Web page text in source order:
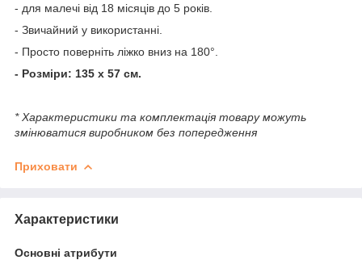
- для малечі від 18 місяців до 5 років.
- Звичайний у використанні.
- Просто поверніть ліжко вниз на 180°.
- Розміри: 135 x 57 см.
* Характеристики та комплектація товару можуть
змінюватися виробником без попередження
Приховати
Характеристики
Основні атрибути